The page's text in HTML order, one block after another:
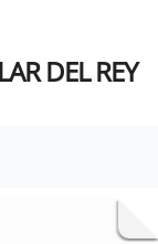
DEL REY